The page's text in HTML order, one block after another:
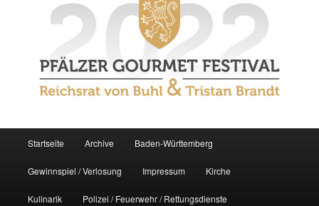
Startseite Archive Baden-Württemberg
Gewinnspiel / Verlosung Impressum Kirche
Kulinarik Polizei / Feuerwehr / Rettungsdienste